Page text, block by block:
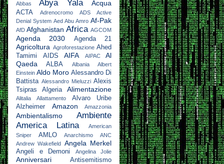
Abbas Abya Yala Acqua
ACTA Adrenocromo
ADS Active
Denial System Aed Abu Amro Af-Pak
AfD Afghanistan Africa AGCOM
Agenda 2030 Agenda 21
Agricoltura Agroforestazione Ahed
Tamimi
AIDS AIFA AIPAC
Al
Qaeda
ALBA Albania
Albert
Einstein Aldo Moro Alessandro Di
Battista Alessandro Mieluzzi Alexis
Tsipras
Algeria Alimentazione
Alitalia Allattamento
Alvaro Uribe
Alzheimer
Amazon Amazzonia
Ambientalismo
Ambiente
America Latina
American
Sniper
AMLO Anarchismo
ANC
Andrew Wakefield Angela Merkel
Angeli e Demoni Angelina Jolie
Anniversari Antisemitismo